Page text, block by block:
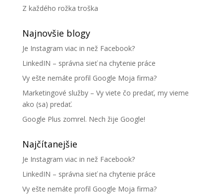
Z každého rožka troška
Najnovšie blogy
Je Instagram viac in než Facebook?
LinkedIN – správna sieť na chytenie práce
Vy ešte nemáte profil Google Moja firma?
Marketingové služby – Vy viete čo predať, my vieme
ako (sa) predať.
Google Plus zomrel. Nech žije Google!
Najčítanejšie
Je Instagram viac in než Facebook?
LinkedIN – správna sieť na chytenie práce
Vy ešte nemáte profil Google Moja firma?